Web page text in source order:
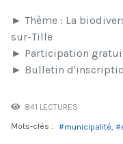
► Thème : La
sur-Tille
► Participation
► Bulletin
841 LECTURES
Mots-clés :
municipalité